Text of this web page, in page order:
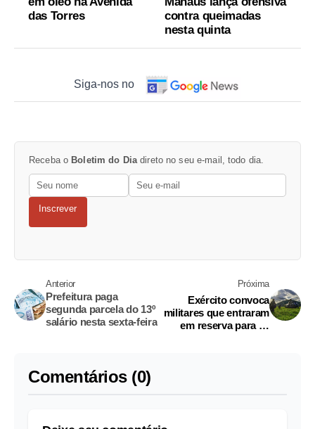
das Torres
contra queimadas
nesta quinta
Siga-nos no
Receba o Boletim do Dia direto no seu e-mail, todo dia.
Inscrever
Anterior
Prefeitura paga
segunda parcela do 13º
salário nesta sexta-feira
Próxima
Exército convoca
militares que entraram
em reserva para se
Comentários (0)